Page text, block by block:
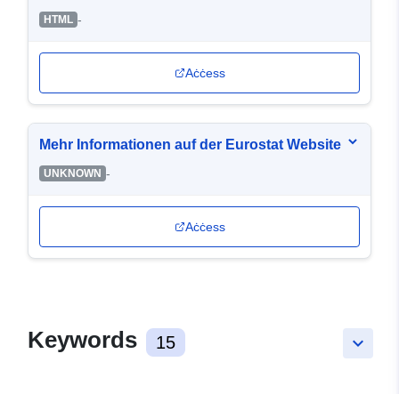
HTML -
Aċċess
Mehr Informationen auf der Eurostat Website
UNKNOWN -
Aċċess
keyboard_arrow_down
Keywords 15